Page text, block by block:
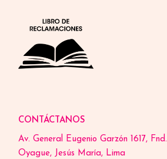
CONTÁCTANOS
Av. General Eugenio Garzón 1617, Fnd.
Oyague, Jesús María, Lima